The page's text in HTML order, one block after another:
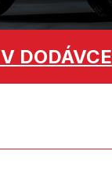
V DODÁVCE